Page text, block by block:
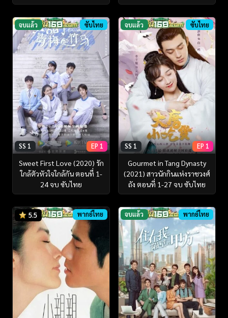
จบแล้ว ซับไทย
SS 1 EP 1
Sweet First Love (2020) รัก
ใกล้ตัวหัวใจใกล้กัน ตอนที่ 1-
24 จบ ซับไทย
จบแล้ว ซับไทย
SS 1 EP 1
Gourmet in Tang Dynasty
(2021) สาวนักกินแห่งราชวงศ์
ถัง ตอนที่ 1-27 จบ ซับไทย
5.5 พากย์ไทย จบแล้ว พากย์ไทย